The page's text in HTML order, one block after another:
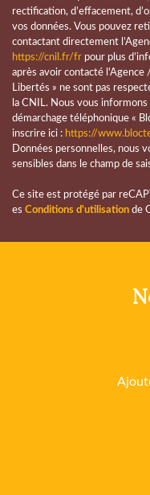
statistiques
Nombre d'habitants
Propriétaires (vs.
Taxe habitation
Taxe foncière
Habitants de moins de
Habitants de 25 à 55
Habitants de plus de
Nombre d'enfants par
Familles avec 1 ou 2
rectification, d’effacement,
vos données. Vous pouvez
contactant directement
https://cnil.fr/fr pour plus
après avoir contacté l'Agence
Libertés » ne sont pas
la CNIL. Nous vous
démarchage téléphonique «
inscrire ici : https://
Données personnelles, nous
sensibles dans le champ de
Ce site est protégé par
es Conditions d'utilisation de